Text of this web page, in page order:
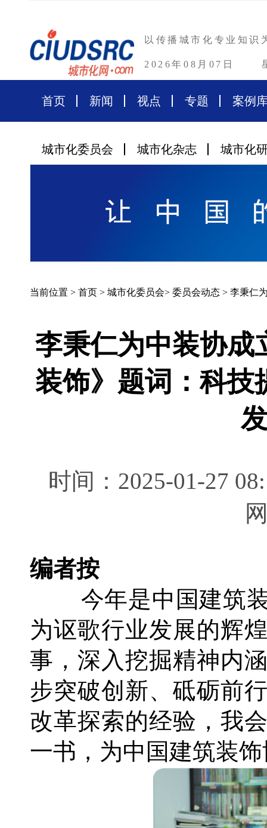
以传播城市化专业知识
2026年08月07日
首页 新闻 视点 专题 案例
城市化委员会 城市化杂志 城市化
当前位置 > 首页 > 城市化委员会> 委员会动态 > 李秉仁
李秉仁为中装协成
装饰》题词：科技
时间：2025-01-27
编者按
今年是中国建筑装
为讴歌行业发展的辉
事，深入挖掘精神内
步突破创新、砥砺前
改革探索的经验，我
一书，为中国建筑装